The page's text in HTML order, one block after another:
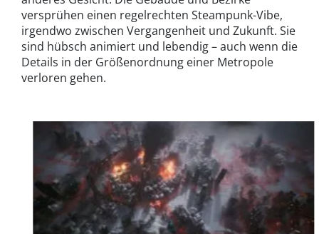
versprühen einen regelrechten Steampunk-Vibe,
irgendwo zwischen Vergangenheit und Zukunft. Sie
sind hübsch animiert und lebendig – auch wenn die
Details in der Größenordnung einer Metropole
verloren gehen.